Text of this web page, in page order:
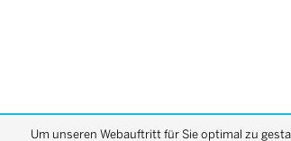
Um unseren Webauftritt für Sie optimal zu